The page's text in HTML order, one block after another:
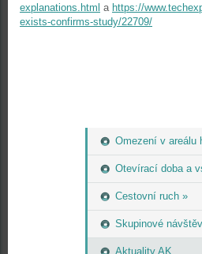
Omezení v areálu
Otevírací doba a
Cestovní ruch »
Skupinové
Aktuality AK
explanations.html a https://
exists-confirms-study/22709/